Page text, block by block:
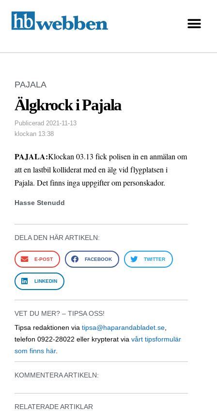
PAJALA
Älgkrock i Pajala
Publicerad 2021-11-13
klockan 13:38
PAJALA:Klockan 03.13 fick polisen in en anmälan om
att en lastbil kolliderat med en älg vid flygplatsen i
Pajala. Det finns inga uppgifter om personskador.
Hasse Stenudd
DELA DEN HÄR ARTIKELN:
E-POST FACEBOOK TWITTER
LINKEDIN
VET DU MER? – TIPSA OSS!
Tipsa redaktionen via tipsa@haparandabladet.se
telefon 0922-28022 eller krypterat via vårt tipsformulär
som finns här.
KOMMENTERA ARTIKELN:
RELATERADE ARTIKLAR